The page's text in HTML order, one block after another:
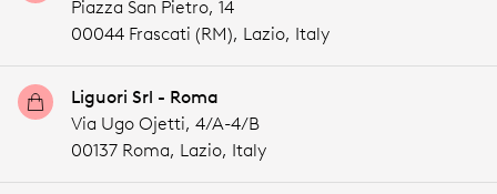
Piazza San Pietro, 14
00044 Frascati (RM), Lazio, Italy
Liguori Srl - Roma
Via Ugo Ojetti, 4/A-4/B
00137 Roma, Lazio, Italy